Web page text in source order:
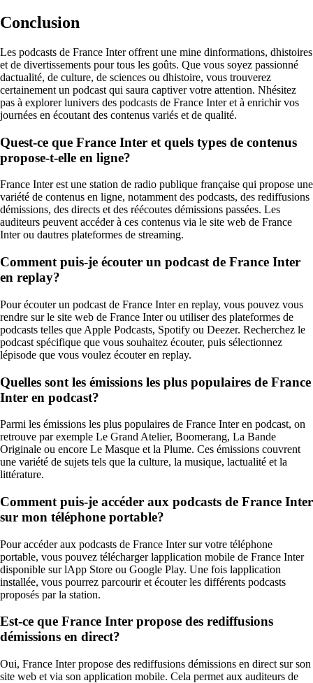
Conclusion
Les podcasts de France Inter offrent une mine dinformations, dhistoires
et de divertissements pour tous les goûts. Que vous soyez passionné
dactualité, de culture, de sciences ou dhistoire, vous trouverez
certainement un podcast qui saura captiver votre attention. Nhésitez
pas à explorer lunivers des podcasts de France Inter et à enrichir vos
journées en écoutant des contenus variés et de qualité.
Quest-ce que France Inter et quels types de contenus
propose-t-elle en ligne?
France Inter est une station de radio publique française qui propose une
variété de contenus en ligne, notamment des podcasts, des rediffusions
démissions, des directs et des réécoutes démissions passées. Les
auditeurs peuvent accéder à ces contenus via le site web de France
Inter ou dautres plateformes de streaming.
Comment puis-je écouter un podcast de France Inter
en replay?
Pour écouter un podcast de France Inter en replay, vous pouvez vous
rendre sur le site web de France Inter ou utiliser des plateformes de
podcasts telles que Apple Podcasts, Spotify ou Deezer. Recherchez le
podcast spécifique que vous souhaitez écouter, puis sélectionnez
lépisode que vous voulez écouter en replay.
Quelles sont les émissions les plus populaires de France
Inter en podcast?
Parmi les émissions les plus populaires de France Inter en podcast, on
retrouve par exemple Le Grand Atelier, Boomerang, La Bande
Originale ou encore Le Masque et la Plume. Ces émissions couvrent
une variété de sujets tels que la culture, la musique, lactualité et la
littérature.
Comment puis-je accéder aux podcasts de France Inter
sur mon téléphone portable?
Pour accéder aux podcasts de France Inter sur votre téléphone
portable, vous pouvez télécharger lapplication mobile de France Inter
disponible sur lApp Store ou Google Play. Une fois lapplication
installée, vous pourrez parcourir et écouter les différents podcasts
proposés par la station.
Est-ce que France Inter propose des rediffusions
démissions en direct?
Oui, France Inter propose des rediffusions démissions en direct sur son
site web et via son application mobile. Cela permet aux auditeurs de